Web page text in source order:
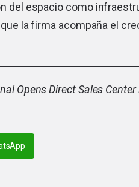
del espacio como
la firma acompaña el
Opens Direct Sales